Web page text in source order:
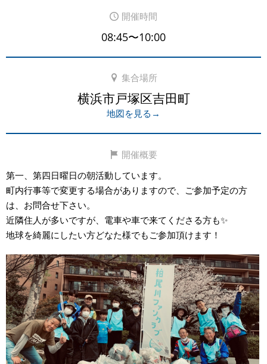
開催時間
08:45〜10:00
集合場所
横浜市戸塚区吉田町
地図を見る→
開催概要
第一、第四日曜日の朝活動しています。
町内行事等で変更する場合がありますので、ご参加予定の方
は、お問合せ下さい。
近隣住人が多いですが、電車や車で来てくださる方も✨
地球を綺麗にしたい方どなた様でもご参加頂けます！